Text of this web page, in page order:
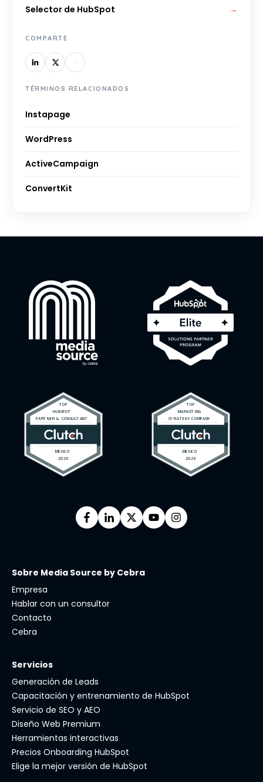
Selector de HubSpot →
COMPARTE
TÉRMINOS RELACIONADOS
Instapage
WordPress
ActiveCampaign
ConvertKit
Sobre Media Source by Cebra
Empresa
Hablar con un consultor
Contacto
Cebra
Servicios
Generación de Leads
Capacitación y entrenamiento de HubSpot
Servicio de SEO y AEO
Diseño Web Premium
Herramientas interactivas
Precios Onboarding HubSpot
Elige la mejor versión de HubSpot